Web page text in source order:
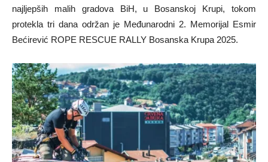
najljepših malih gradova BiH, u Bosanskoj Krupi, tokom
protekla tri dana održan je Međunarodni 2. Memorijal Esmir
Bećirević ROPE RESCUE RALLY Bosanska Krupa 2025.